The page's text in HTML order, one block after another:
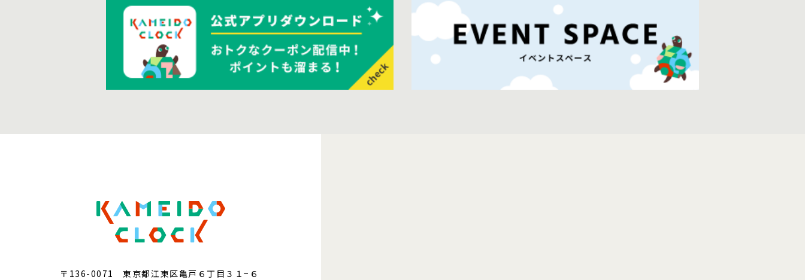
〒136-0071 東京都江東区亀戸６丁目３１−６